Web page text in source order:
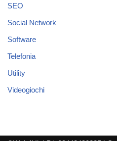
SEO
Social Network
Software
Telefonia
Utility
Videogiochi